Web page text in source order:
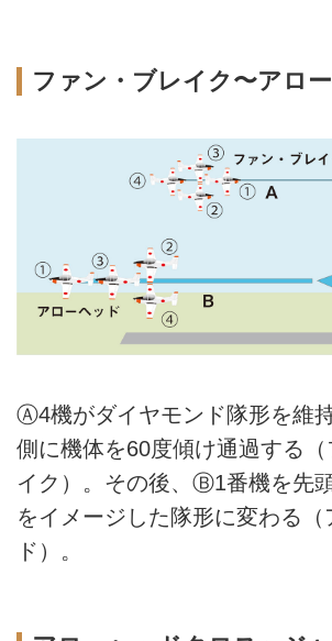
ファン・ブレイク〜アロ
Ⓐ4機がダイヤモンド隊形を維
側に機体を60度傾け通過する
イク）。その後、Ⓑ1番機を先
をイメージした隊形に変わる（
ド）。